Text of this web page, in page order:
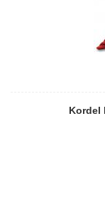
Kordel